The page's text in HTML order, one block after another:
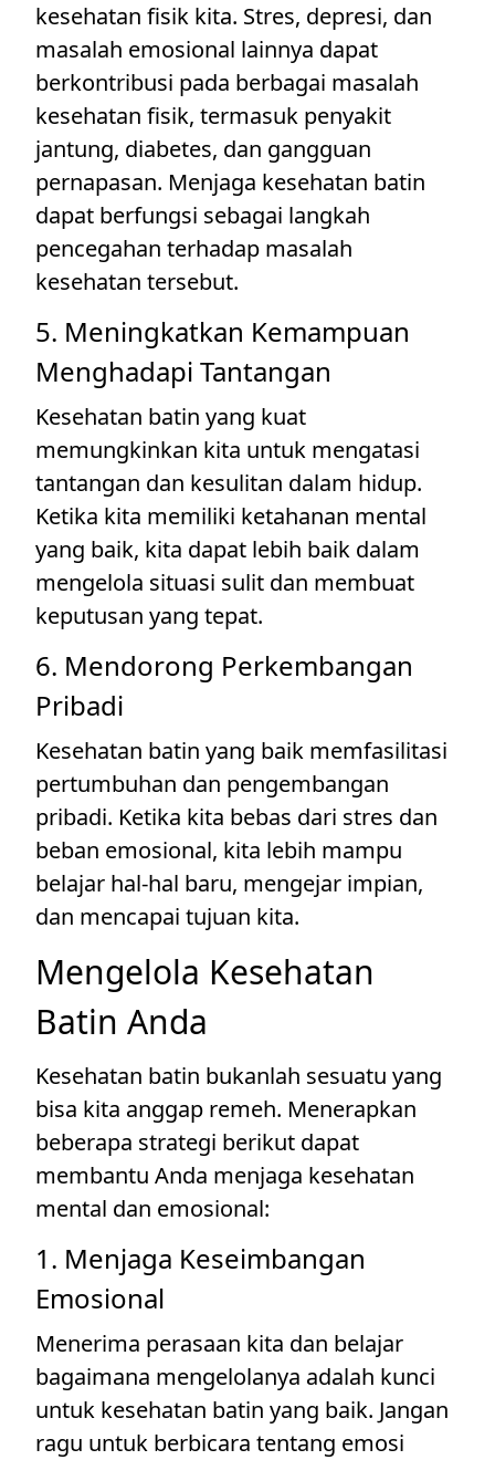
kesehatan fisik kita. Stres, depresi, dan
masalah emosional lainnya dapat
berkontribusi pada berbagai masalah
kesehatan fisik, termasuk penyakit
jantung, diabetes, dan gangguan
pernapasan. Menjaga kesehatan batin
dapat berfungsi sebagai langkah
pencegahan terhadap masalah
kesehatan tersebut.
5. Meningkatkan Kemampuan
Menghadapi Tantangan
Kesehatan batin yang kuat
memungkinkan kita untuk mengatasi
tantangan dan kesulitan dalam hidup.
Ketika kita memiliki ketahanan mental
yang baik, kita dapat lebih baik dalam
mengelola situasi sulit dan membuat
keputusan yang tepat.
6. Mendorong Perkembangan
Pribadi
Kesehatan batin yang baik memfasilitasi
pertumbuhan dan pengembangan
pribadi. Ketika kita bebas dari stres dan
beban emosional, kita lebih mampu
belajar hal-hal baru, mengejar impian,
dan mencapai tujuan kita.
Mengelola Kesehatan
Batin Anda
Kesehatan batin bukanlah sesuatu yang
bisa kita anggap remeh. Menerapkan
beberapa strategi berikut dapat
membantu Anda menjaga kesehatan
mental dan emosional:
1. Menjaga Keseimbangan
Emosional
Menerima perasaan kita dan belajar
bagaimana mengelolanya adalah kunci
untuk kesehatan batin yang baik. Jangan
ragu untuk berbicara tentang emosi